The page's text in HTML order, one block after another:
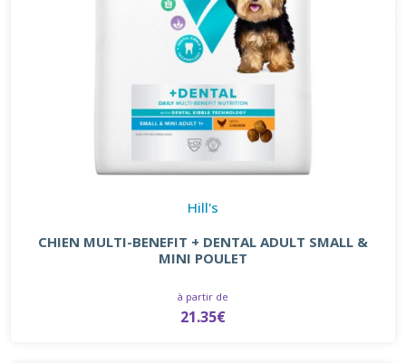
Hill's
CHIEN MULTI-BENEFIT + DENTAL ADULT SMALL &
MINI POULET
à partir de
21.35€